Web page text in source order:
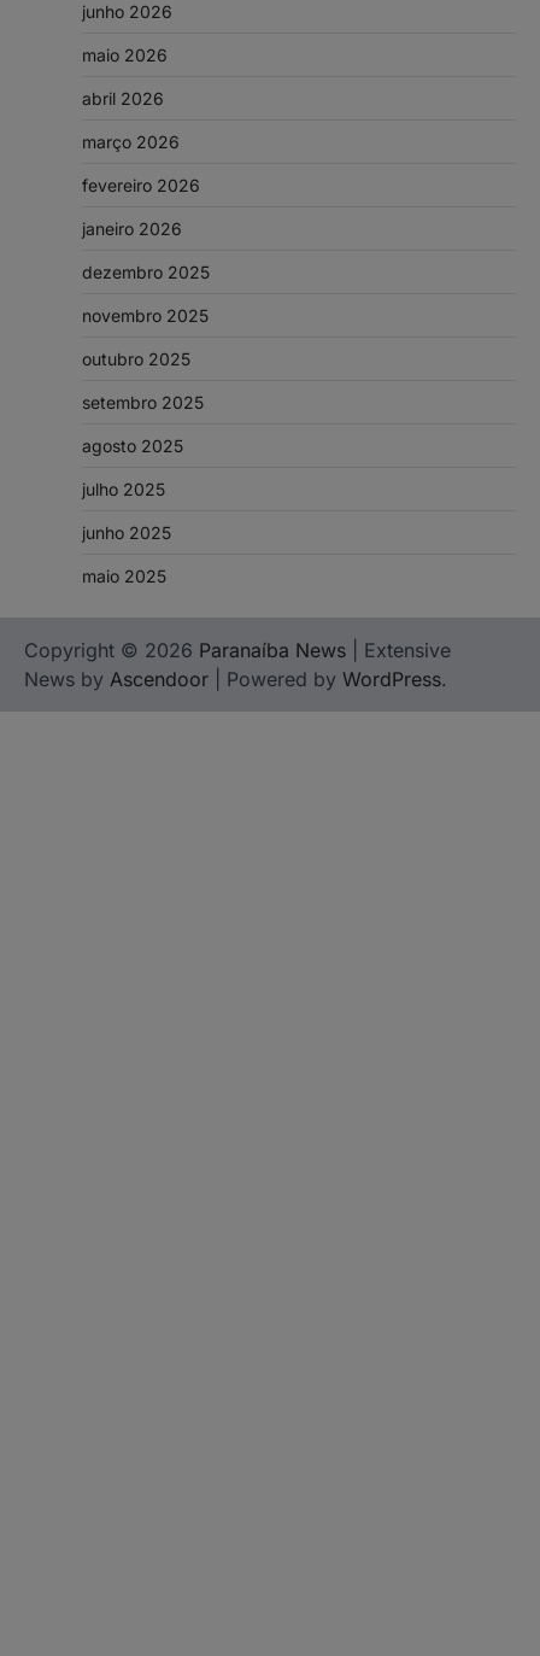
junho 2026
maio 2026
abril 2026
março 2026
fevereiro 2026
janeiro 2026
dezembro 2025
novembro 2025
outubro 2025
setembro 2025
agosto 2025
julho 2025
junho 2025
maio 2025
Copyright © 2026 Paranaíba News | Extensive
News by Ascendoor | Powered by WordPress.